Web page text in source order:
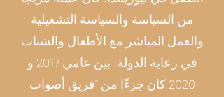
من السياسة والسياسة التشغيلية
والعمل المباشر مع الأطفال والشباب
في رعاية الدولة. بين عامي 2017 و
2020 كان جزءًا من "فريق أصوات